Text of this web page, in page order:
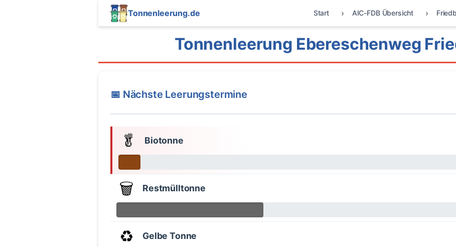
Tonnenleerung.de Start AIC-FDB Übersicht
Tonnenleerung Ebereschenweg
📅 Nächste Leerungstermine
🥬 Biotonne
🗑️ Restmülltonne
♻️ Gelbe Tonne